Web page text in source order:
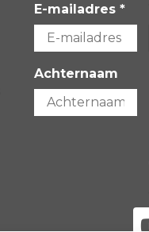
E-mailadres *
Achternaam